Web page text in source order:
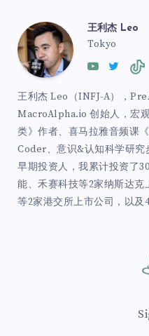
王利杰 Leo
Tokyo
王利杰 Leo（INFJ-A），
MacroAlpha.io 创始人，宏
类》作者、喜马拉雅音频课
Coder、意识&认知科学研究
早期投资人，我累计投资了
能、禾赛科技等2家纳斯达
等2家港交所上市公司，以及4